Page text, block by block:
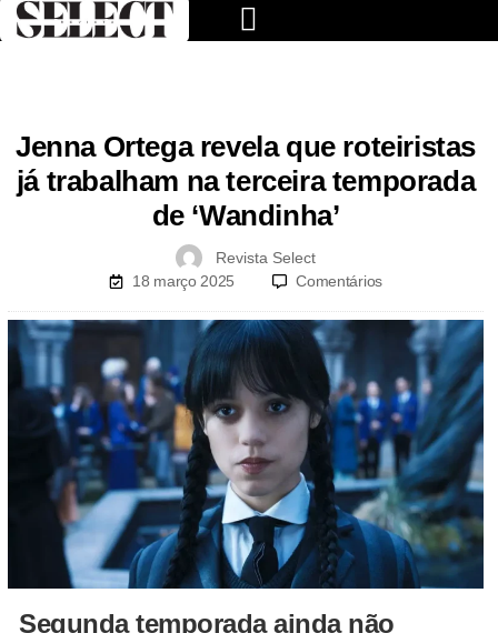
Jenna Ortega revela que roteiristas
já trabalham na terceira temporada
de ‘Wandinha’
Revista Select
18 março 2025
Comentários
Segunda temporada ainda não